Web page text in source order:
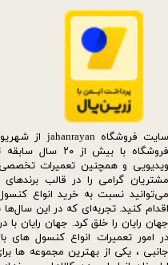
فروشگاه با بیش
ویدیویی و همچنین تعمیرات
مشتریان گرامی را در قالب
می‌توانید نسبت به خرید انواع
اقدام کنید. تجربه‌ای که در این
جهان رایان را خلق کرد. جهان رایان
جانبی ، یکی از بهترین مجموعه ها